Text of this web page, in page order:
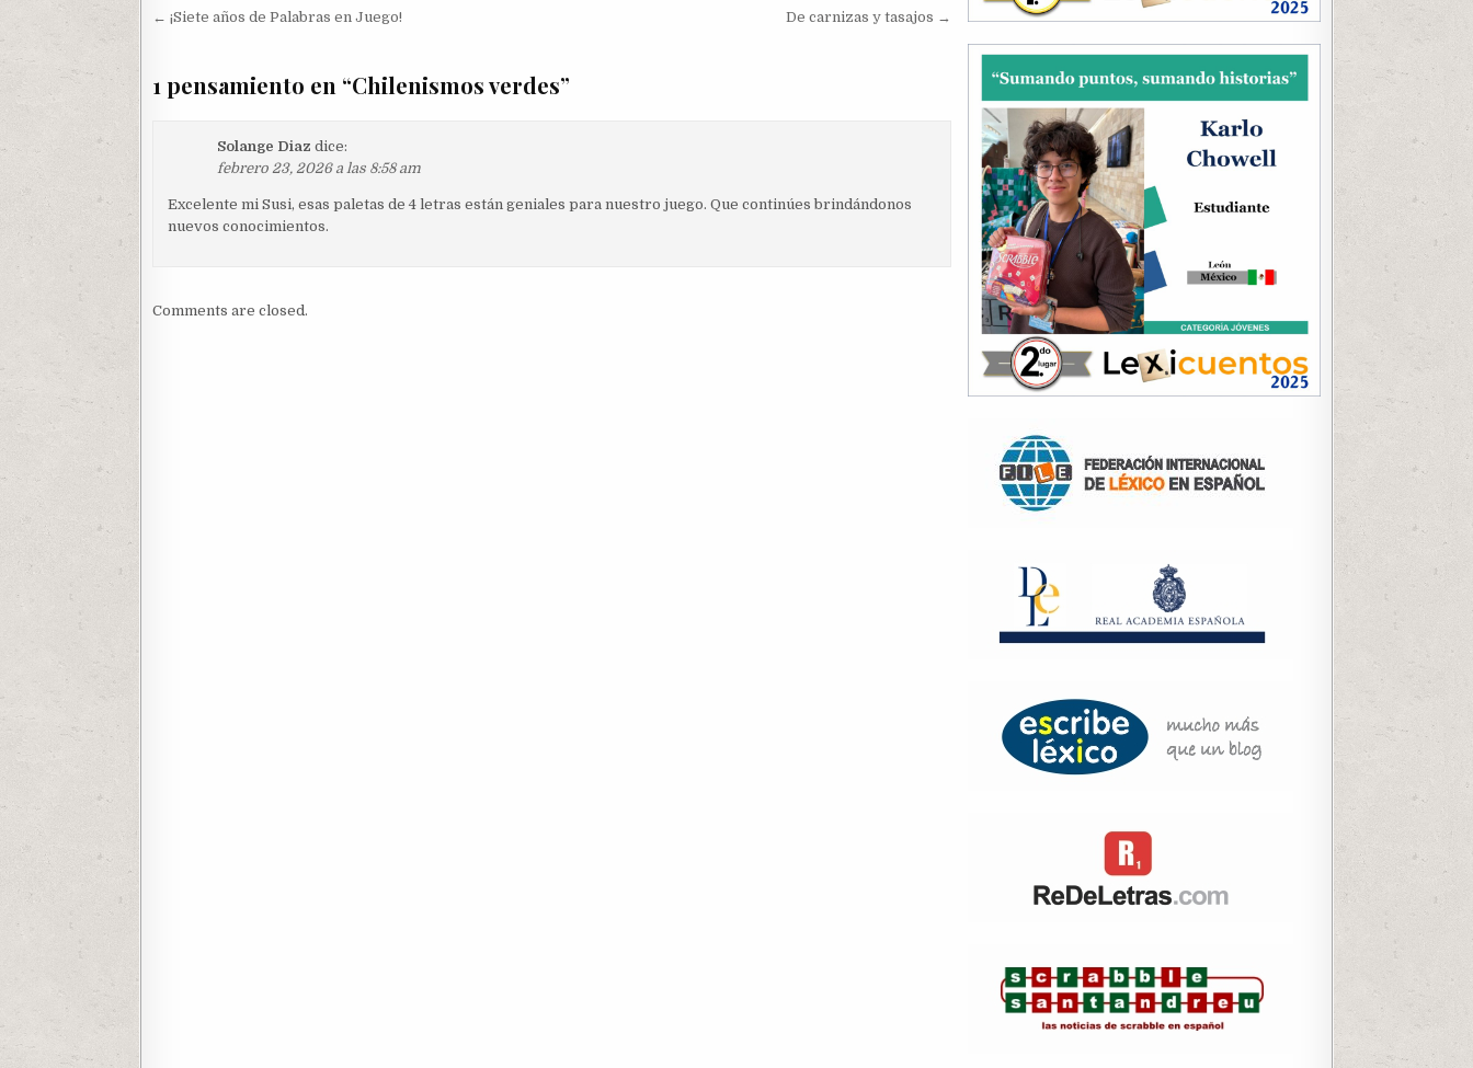
Navegación
entradas
← ¡Siete años de Palabras en Juego! De carnizas y tasajos →
1 pensamiento en “Chilenismos verdes”
Solange Diaz dice:
febrero 23, 2026 a las 8:58 am
Excelente mi Susi, esas paletas de 4 letras están geniales para nuestro juego. Que continúes brindándonos
nuevos conocimientos.
Comments are closed.